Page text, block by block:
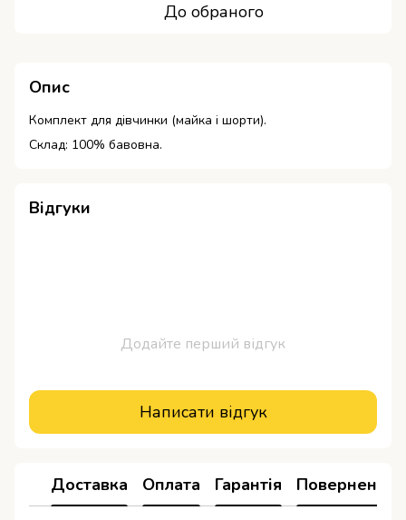
До обраного
Опис
Комплект для дівчинки (майка і шорти).
Склад: 100% бавовна.
Відгуки
Додайте перший відгук
Написати відгук
Доставка Оплата Гарантія Повернення